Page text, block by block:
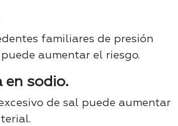
familiares de presión
aumentar el riesgo.
en sodio.
de sal puede aumentar